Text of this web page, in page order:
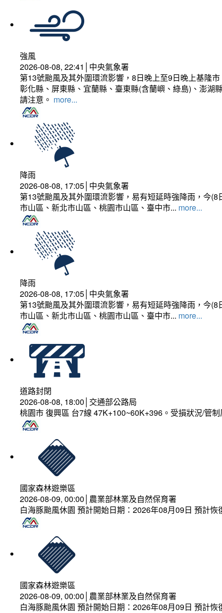
強風
2026-08-08, 22:41│中央氣象署
第13號颱風及其外圍環流影響，8日晚上至9日晚上基隆
彰化縣、屏東縣、宜蘭縣、臺東縣(含蘭嶼、綠島)、澎湖
請注意。 more...
降雨
2026-08-08, 17:05│中央氣象署
第13號颱風及其外圍環流影響，易有短延時強降雨，今
市山區、新北市山區、桃園市山區、臺中市... more...
降雨
2026-08-08, 17:05│中央氣象署
第13號颱風及其外圍環流影響，易有短延時強降雨，今
市山區、新北市山區、桃園市山區、臺中市... more...
道路封閉
2026-08-08, 18:00│交通部公路局
桃園市 復興區 台7線 47K+100~60K+396。受損狀況/管
國家森林遊樂區
2026-08-09, 00:00│農業部林業及自然保育署
白海豚颱風休園 預計開始日期：2026年08月09日 預計
國家森林遊樂區
2026-08-09, 00:00│農業部林業及自然保育署
白海豚颱風休園 預計開始日期：2026年08月09日 預計